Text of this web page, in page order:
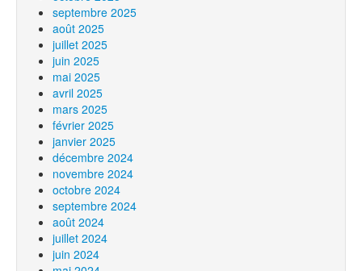
septembre 2025
août 2025
juillet 2025
juin 2025
mai 2025
avril 2025
mars 2025
février 2025
janvier 2025
décembre 2024
novembre 2024
octobre 2024
septembre 2024
août 2024
juillet 2024
juin 2024